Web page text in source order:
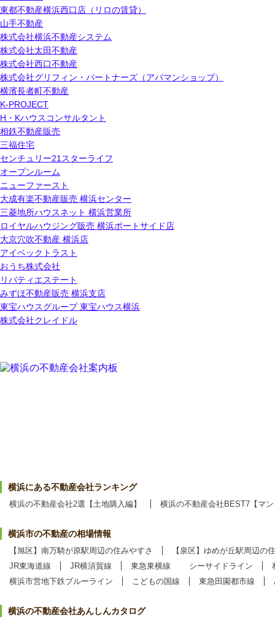
東都不動産横浜西口店（リロの賃貸）
山手不動産
株式会社横浜不動産システム
株式会社太田不動産
株式会社西口不動産
株式会社グリフィン・パートナーズ（アパマンショップ）
横濱長者町不動産
K-PROJECT
H・Kハウスコンサルタント
相鉄不動産販売
三福住宅
センチュリー21スターライフ
オープンルーム
ニューファースト
大成有楽不動産販売 横浜センター
三菱地所ハウスネット 横浜営業所
ロイヤルハウジング販売 横浜ポートサイド店
大京穴吹不動産 横浜店
アイベックトラスト
おうち株式会社
リバティエステート
みずほ不動産販売 横浜支店
東宝ハウスグループ 東宝ハウス横浜
株式会社クレイドル
横浜にある不動産会社ランキング
横浜の不動産会社2選【土地購入編】 横浜の不動産会社BEST7【マ
横浜市の不動産の相場情報
【旭区】南万騎が原駅周辺の住みやすさ
【泉区】ゆめが丘駅周辺の
JR東海道線
JR横須賀線 東急東横線 シーサイドライン
横浜市営地下鉄ブルーライン
こどもの国線 東急田園都市線
横浜の不動産会社あんしんカタログ